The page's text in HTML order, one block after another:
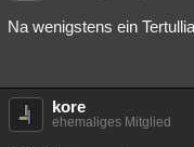
Na wenigstens ein
kore
ehemaliges Mitglied